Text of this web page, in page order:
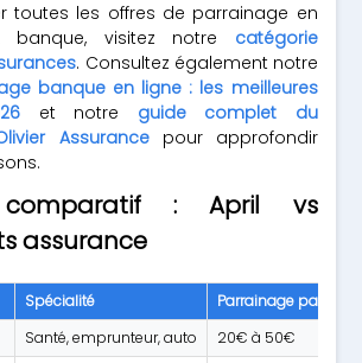
toutes les offres de parrainage en
banque, visitez notre catégorie
. Consultez également notre
banque en ligne : les meilleures
et notre guide complet du
Assurancepour approfondir
comparatif : April vs
assurance
Spécialité
Parrainage parrain
Santé, emprunteur, auto
20€ à 50€